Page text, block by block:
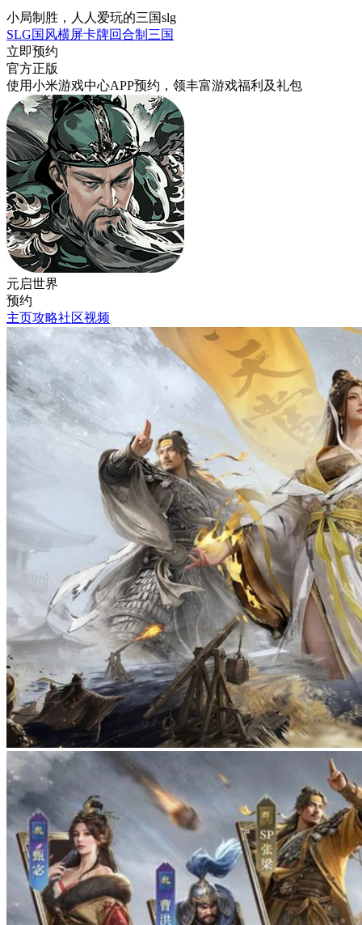
小局制胜，人人爱玩的三国slg
SLG国风横屏卡牌回合制 三国
立即预约
官方正版
使用小米游戏中心APP预约 ，领丰富游戏福利 及礼包
元启世界
预约
主页攻略社区视频